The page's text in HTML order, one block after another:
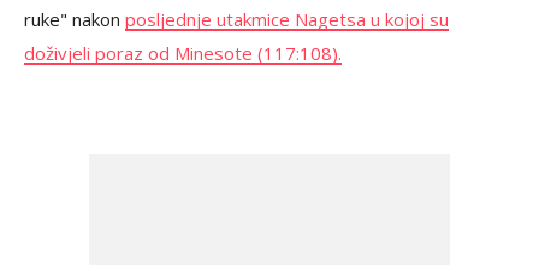
ruke" nakon posljednje utakmice Nagetsa u kojoj su
doživjeli poraz od Minesote (117:108).